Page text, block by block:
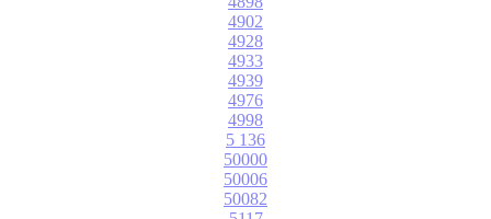
4902
4928
4933
4939
4976
4998
5 136
50000
50006
50082